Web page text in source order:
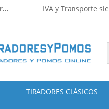
IVA y Transporte
TIRADORES CLÁSICOS